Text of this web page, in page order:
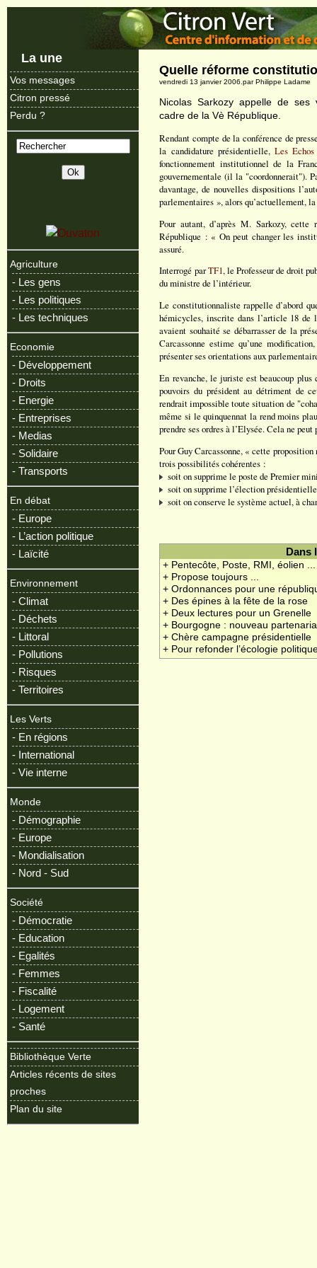
La une
Vos messages
Citron pressé
Perdu ?
Agriculture
- Les gens
- Les politiques
- Les techniques
Economie
- Développement
- Droits
- Energie
- Entreprises
- Medias
- Solidaire
- Transports
En débat
- Europe
- L’action politique
- Laïcité
Environnement
- Climat
- Déchets
- Littoral
- Pollutions
- Risques
- Territoires
Les Verts
- En régions
- International
- Vie interne
Monde
- Démographie
- Europe
- Mondialisation
- Nord - Sud
Société
- Démocratie
- Education
- Egalités
- Femmes
- Fiscalité
- Logement
- Santé
Bibliothèque Verte
Articles récents de sites
proches
Plan du site
Quelle réforme
vendredi 13 janvier 2006.par Philippe Ladame
Nicolas Sarkozy appelle de ses
cadre de la Vè République.
Rendant compte de la conférence de
la candidature présidentielle,Les Echos
fonctionnement institutionnel de la
gouvernementale (il la "coordonnerait").
davantage, de nouvelles dispositions
parlementaires », alors qu’actuellement,
Pour autant, d’après M. Sarkozy,
République : « On peut changer les
assuré.
Interrogé parTF1, le Professeur de droit
du ministre de l’intérieur.
Le constitutionnaliste rappelle d’abord
hémicycles, inscrite dans l’article 18 de
avaient souhaité se débarrasser de la
Carcassonne estime qu’une
présenter ses orientations aux
En revanche, le juriste est beaucoup
pouvoirs du président au détriment de
rendrait impossible toute situation de
même si le quinquennat la rend moins
prendre ses ordres à l’Elysée. Cela ne peut
Pour Guy Carcassonne, « cette
trois possibilités cohérentes :
soit on supprime le poste de Premier
soit on supprime l’élection présidentielle
soit on conserve le système actuel, à
Dans
+ Pentecôte, Poste, RMI, éolien ...
+ Propose toujours ...
+ Ordonnances pour une
+ Des épines à la fête de la rose
+ Deux lectures pour un Grenelle
+ Bourgogne : nouveau
+ Chère campagne présidentielle
+ Pour refonder l’écologie